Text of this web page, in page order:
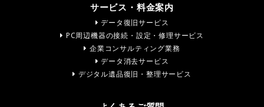
サービス・料金案内
データ復旧サービス
PC周辺機器の接続・設定・修理サービス
企業コンサルティング業務
データ消去サービス
デジタル遺品復旧・整理サービス